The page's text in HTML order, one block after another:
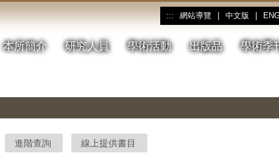
::: 網站導覽 中文版
本所簡介 研究人員 學術活動 出版品 學術季
進階查詢 線上提供書目